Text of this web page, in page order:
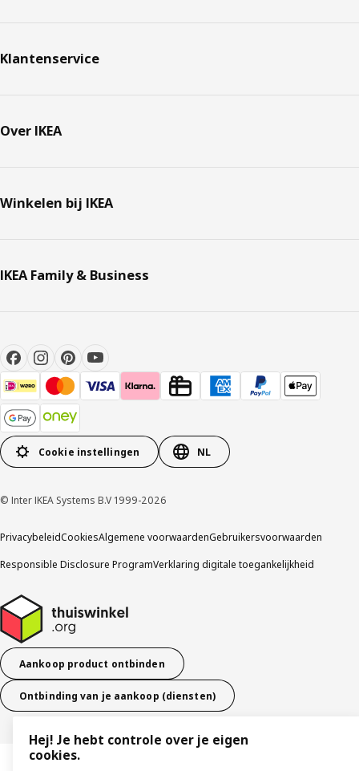
Klantenservice
Over IKEA
Winkelen bij IKEA
IKEA Family & Business
Cookie instellingen NL
© Inter IKEA Systems B.V 1999-2026
PrivacybeleidCookiesAlgemene voorwaardenGebruikersvoorwaarden
Responsible Disclosure ProgramVerklaring digitale toegankelijkheid
Aankoop product ontbinden
Ontbinding van je aankoop (diensten)
Hej! Je hebt controle over je eigen
cookies.